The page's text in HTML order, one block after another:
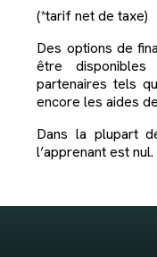
(*tarif net de taxe)
Des options de
être
partenaires tels
encore les aides
Dans la plupart
l’apprenant est nul.